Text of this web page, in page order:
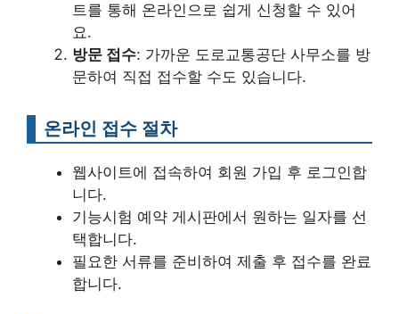
트를 통해 온라인으로 쉽게 신청할 수 있어
요.
방문 접수: 가까운 도로교통공단 사무소를 방
문하여 직접 접수할 수도 있습니다.
온라인 접수 절차
웹사이트에 접속하여 회원 가입 후 로그인합
니다.
기능시험 예약 게시판에서 원하는 일자를 선
택합니다.
필요한 서류를 준비하여 제출 후 접수를 완료
합니다.